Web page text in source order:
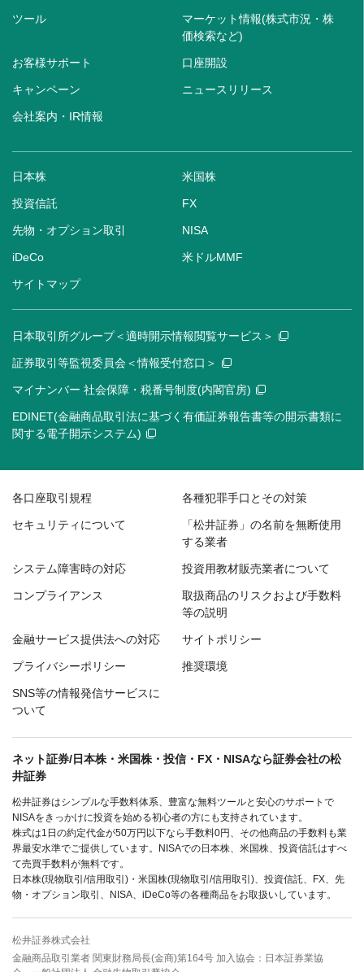
ツール
マーケット情報(株式市況・株
価検索など)
お客様サポート 口座開設
キャンペーン ニュースリリース
会社案内・IR情報
日本株 米国株
投資信託 FX
先物・オプション取引 NISA
iDeCo 米ドルMMF
サイトマップ
日本取引所グループ＜適時開示情報閲覧サービス＞
証券取引等監視委員会＜情報受付窓口＞
マイナンバー 社会保障・税番号制度(内閣官房)
EDINET(金融商品取引法に基づく有価証券報告書等の開示書類に
関する電子開示システム)
各口座取引規程 各種犯罪手口とその対策
セキュリティについて
「松井証券」の名前を無断使用
する業者
システム障害時の対応 投資用教材販売業者について
コンプライアンス
取扱商品のリスクおよび手数料
等の説明
金融サービス提供法への対応 サイトポリシー
プライバシーポリシー 推奨環境
SNS等の情報発信サービスに
ついて
ネット証券/日本株・米国株・投信・FX・NISAなら証券会社の松
井証券
松井証券はシンプルな手数料体系、豊富な無料ツールと安心のサポートで
NISAをきっかけに投資を始める初心者の方にも支持されています。
株式は1日の約定代金が50万円以下なら手数料0円、その他商品の手数料も業
界最安水準でご提供しています。NISAでの日本株、米国株、投資信託はすべ
て売買手数料が無料です。
日本株(現物取引/信用取引)・米国株(現物取引/信用取引)、投資信託、FX、先
物・オプション取引、NISA、iDeCo等の各種商品をお取扱いしています。
松井証券株式会社
金融商品取引業者 関東財務局長(金商)第164号 加入協会：日本証券業協